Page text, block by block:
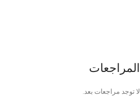
المراجعات
لا توجد مراجعات بعد.